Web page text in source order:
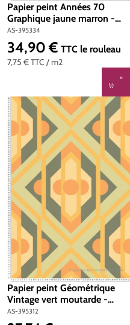
Papier peint Années 70
Graphique jaune marron -
Retro Chic d'A.S. Création |
Réf. AS-395334
AS-395334
7,75 €TTC / m2
Prix régulier :
34,90 € TTC le rouleau
Papier peint Géométrique
Vintage vert moutarde -
Retro Chic d'A.S. Création |
Réf. AS-395312
AS-395312